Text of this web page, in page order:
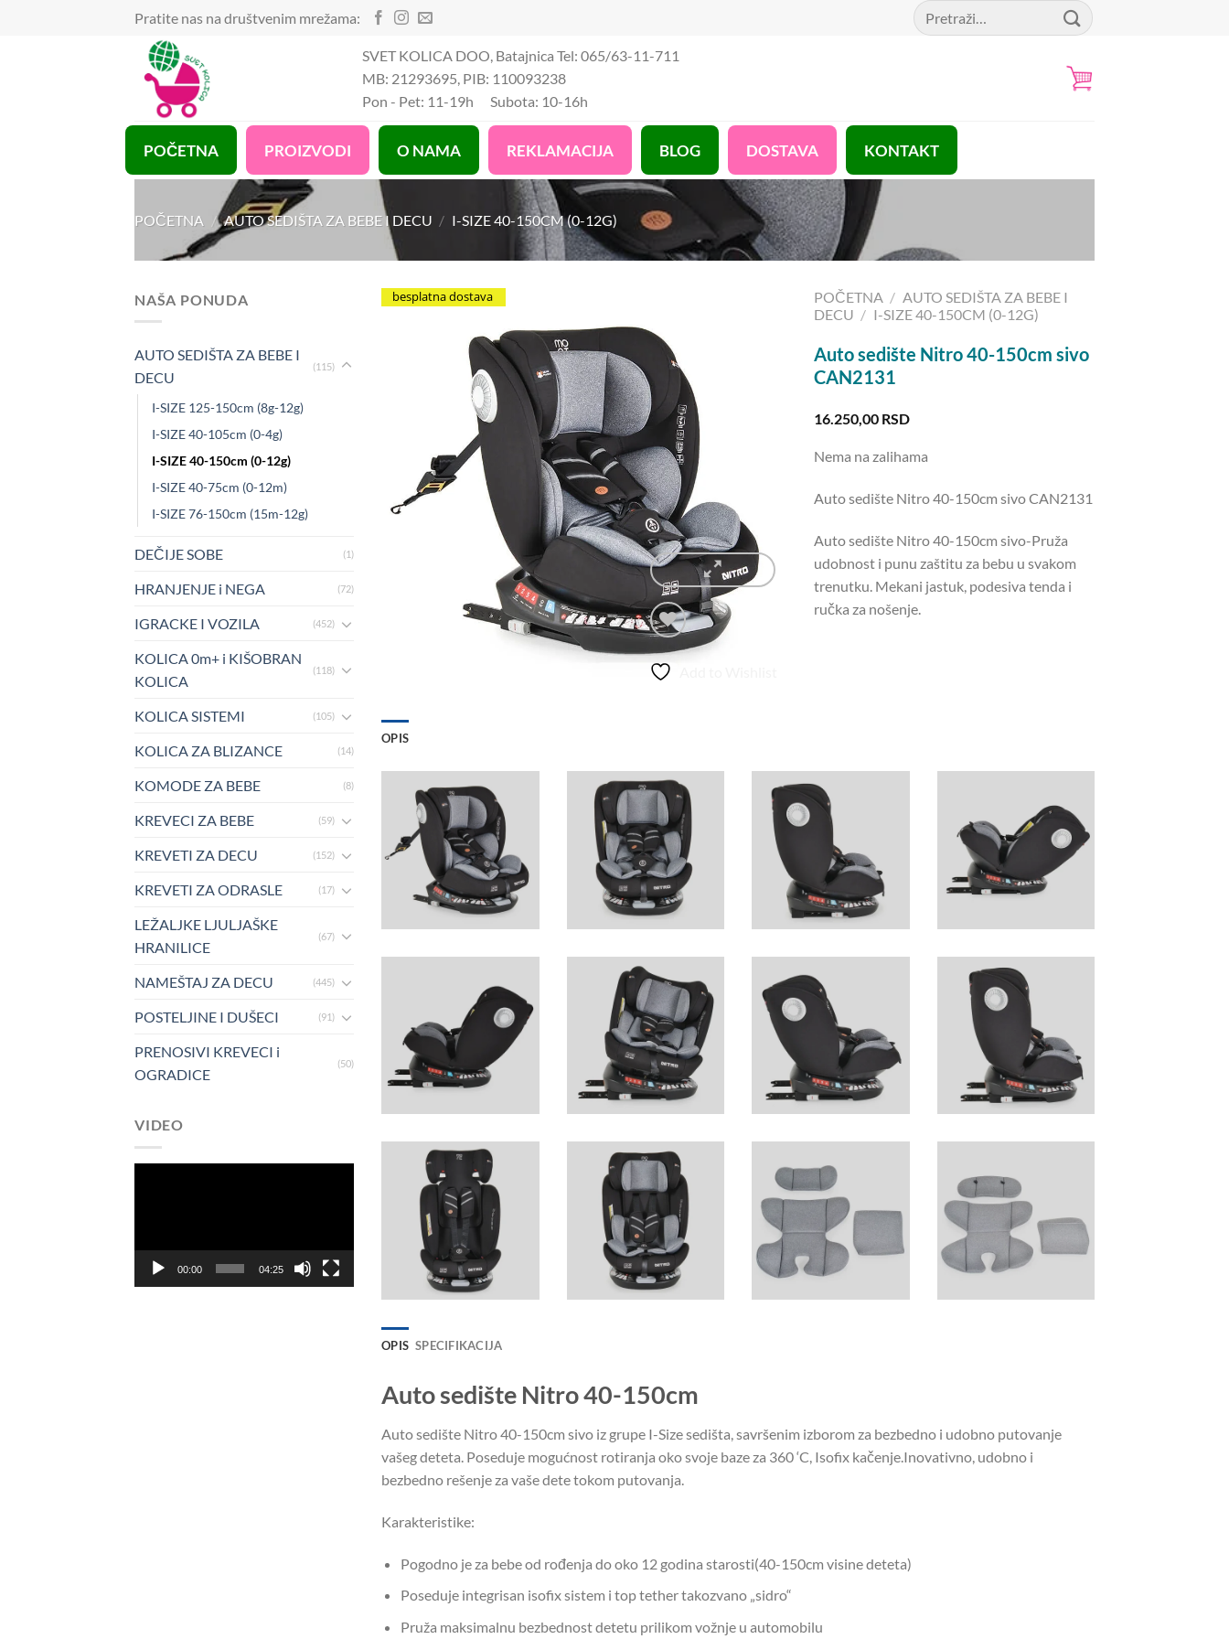
Pratite nas na društvenim mrežama:
Pretraga
za:
SVET KOLICA DOO, Batajnica Tel: 065/63-11-711
MB: 21293695, PIB: 110093238
Pon - Pet: 11-19h Subota: 10-16h
POČETNA PROIZVODI O NAMA REKLAMACIJA BLOG DOSTAVA KONTAKT
POČETNA / AUTO SEDIŠTA ZA BEBE I DECU / I-SIZE 40-150CM (0-12G)
NAŠA PONUDA
AUTO SEDIŠTA ZA BEBE I
DECU
(115)
I-SIZE 125-150cm (8g-12g)
I-SIZE 40-105cm (0-4g)
I-SIZE 40-150cm (0-12g)
I-SIZE 40-75cm (0-12m)
I-SIZE 76-150cm (15m-12g)
DEČIJE SOBE (1)
HRANJENJE i NEGA (72)
IGRACKE I VOZILA (452)
KOLICA 0m+ i KIŠOBRAN
KOLICA
(118)
KOLICA SISTEMI (105)
KOLICA ZA BLIZANCE (14)
KOMODE ZA BEBE (8)
KREVECI ZA BEBE (59)
KREVETI ZA DECU (152)
KREVETI ZA ODRASLE (17)
LEŽALJKE LJULJAŠKE
HRANILICE
(67)
NAMEŠTAJ ZA DECU (445)
POSTELJINE I DUŠECI (91)
PRENOSIVI KREVECI i
OGRADICE
(50)
VIDEO
00:00 04:25
besplatna dostava POČETNA / AUTO SEDIŠTA ZA BEBE I
DECU / I-SIZE 40-150CM (0-12G)
Auto sedište Nitro 40-150cm sivo
CAN2131
16.250,00 RSD
Nema na zalihama
Auto sedište Nitro 40-150cm sivo CAN2131
Auto sedište Nitro 40-150cm sivo-Pruža
udobnost i punu zaštitu za bebu u svakom
trenutku. Mekani jastuk, podesiva tenda i
ručka za nošenje.
OPIS
OPIS SPECIFIKACIJA
Auto sedište Nitro 40-150cm
Auto sedište Nitro 40-150cm sivo iz grupe I-Size sedišta, savršenim izborom za bezbedno i udobno putovanje
vašeg deteta. Poseduje mogućnost rotiranja oko svoje baze za 360 ‘C, Isofix kačenje.Inovativno, udobno i
bezbedno rešenje za vaše dete tokom putovanja.
Karakteristike:
Pogodno je za bebe od rođenja do oko 12 godina starosti(40-150cm visine deteta)
Poseduje integrisan isofix sistem i top tether takozvano „sidro“
Pruža maksimalnu bezbednost detetu prilikom vožnje u automobilu